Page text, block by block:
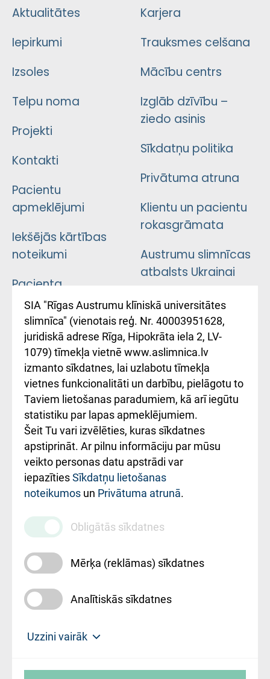
Aktualitātes
Iepirkumi
Izsoles
Telpu noma
Projekti
Kontakti
Pacientu
apmeklējumi
Iekšējās kārtības
noteikumi
Pacienta
atsauksmju/sūdzību
iesniegšanas
kārtība
Kā pie mums nokļūt
Rēķinu apmaksas
ceļvedis
Rekvizīti un
ārstniecības
iestādes kods
010000234
Maksas
pakalpojumu
cenrādis
Karjera
Trauksmes celšana
Mācību centrs
Izglāb dzīvību –
ziedo asinis
Sīkdatņu politika
Privātuma atruna
Klientu un pacientu
rokasgrāmata
Austrumu slimnīcas
atbalsts Ukrainai
Підтримка Східної
лікарні та співпраця з
Україною
SIA "Rīgas Austrumu klīniskā universitātes
slimnīca" (vienotais reģ. Nr. 40003951628,
juridiskā adrese Rīga, Hipokrāta iela 2, LV-
1079) tīmekļa vietnē www.aslimnica.lv
izmanto sīkdatnes, lai uzlabotu tīmekļa
vietnes funkcionalitāti un darbību, pielāgotu to
Taviem lietošanas paradumiem, kā arī iegūtu
statistiku par lapas apmeklējumiem.
Šeit Tu vari izvēlēties, kuras sīkdatnes
apstiprināt. Ar pilnu informāciju par mūsu
veikto personas datu apstrādi var
iepazītiesSīkdatņu lietošanas
noteikumos un Privātuma atrunā.
Obligātās sīkdatnes
Mērķa (reklāmas) sīkdatnes
Analītiskās sīkdatnes
Uzzini vairāk